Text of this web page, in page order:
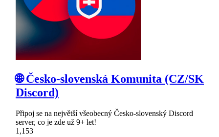
🌐 Česko-slovenská Komunita (CZ/SK
Discord)
Připoj se na největší všeobecný Česko-slovenský Discord
server, co je zde už 9+ let!
1,153